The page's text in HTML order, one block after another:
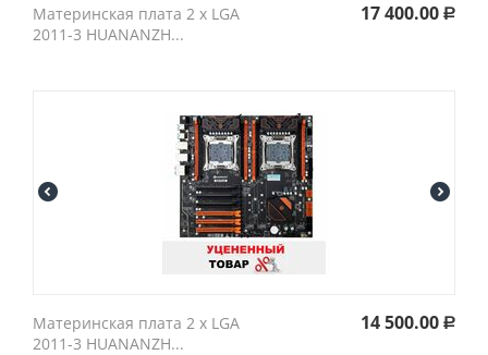
Материнская плата 2 x LGA
2011-3 HUANANZH...
17 400.00 Р
Материнская плата 2 x LGA
2011-3 HUANANZH...
14 500.00 Р